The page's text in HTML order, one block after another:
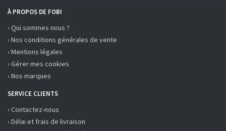
À PROPOS DE FOBI
› Qui sommes nous ?
› Nos conditions générales de vente
› Mentions légales
› Gérer mes cookies
› Nos marques
SERVICE CLIENTS
› Contactez-nous
› Délai et frais de livraison